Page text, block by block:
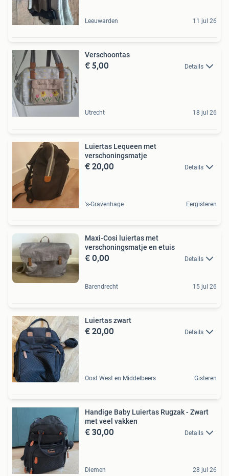
Leeuwarden 11 jul 26
Verschoontas
€ 5,00 Details
Utrecht 18 jul 26
Luiertas Lequeen met
verschoningsmatje
€ 20,00 Details
's-Gravenhage Eergisteren
Maxi-Cosi luiertas met
verschoningsmatje en etuis
€ 0,00 Details
Barendrecht 15 jul 26
Luiertas zwart
€ 20,00 Details
Oost West en Middelbeers Gisteren
Handige Baby Luiertas Rugzak - Zwart
met veel vakken
€ 30,00 Details
Diemen 28 jul 26